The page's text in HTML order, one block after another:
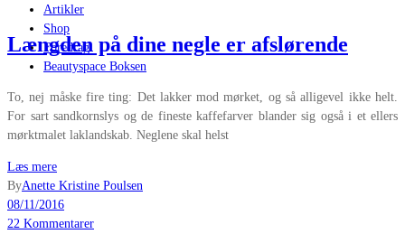
Artikler
Shop
Foredrag
Beautyspace Boksen
Længden på dine negle er afslørende
To, nej måske fire ting: Det lakker mod mørket, og så alligevel ikke helt.
For sart sandkornslys og de fineste kaffefarver blander sig også i et ellers
mørktmalet laklandskab. Neglene skal helst
Læs mere
ByAnette Kristine Poulsen
08/11/2016
22 Kommentarer